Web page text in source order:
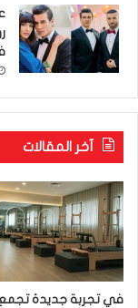
آخر المقالات
في تجربة جديدة